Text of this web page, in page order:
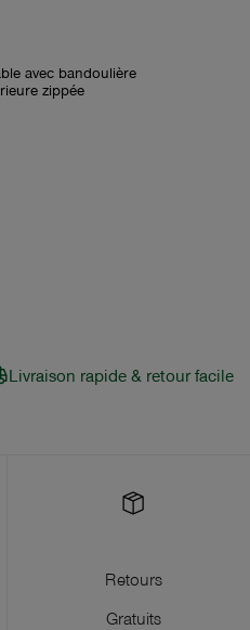
avec bandoulière
zippée
Livraison rapide & retour facile
Retours
Gratuits